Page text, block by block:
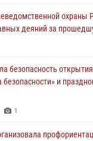
охраны
деяний за
безопасность
и
1